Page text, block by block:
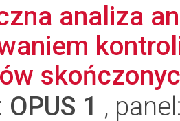
analiza
OPUS 1 ,